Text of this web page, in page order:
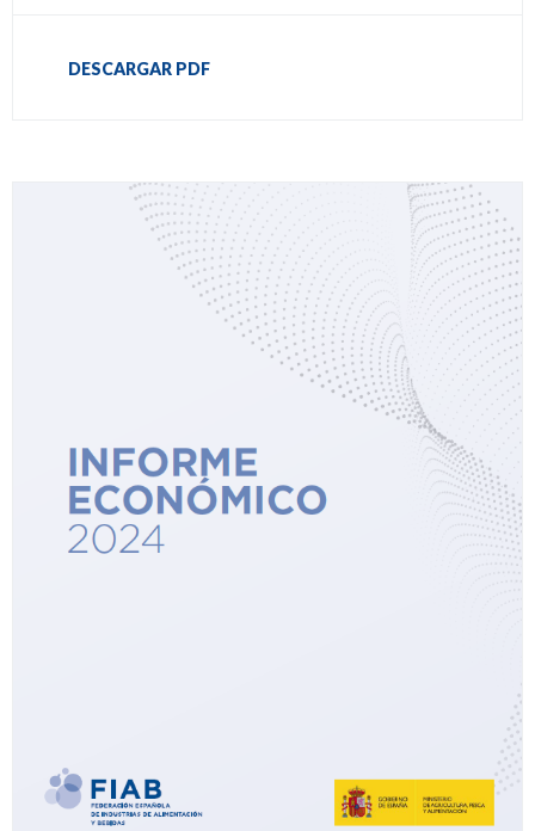
DESCARGAR PDF